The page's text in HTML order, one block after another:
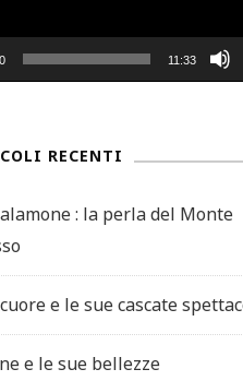
11:33
RECENTI
: la perla del Monte
e le sue cascate
e le sue bellezze